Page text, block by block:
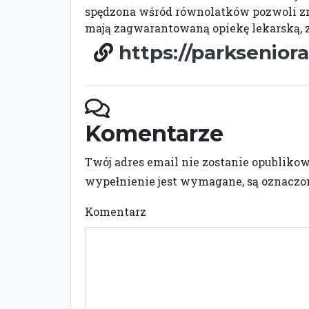
spędzona wśród równolatków pozwoli
mają zagwarantowaną opiekę
https://
Komentarze
Twój adres email nie zostanie
wypełnienie jest wymagane, są
Komentarz